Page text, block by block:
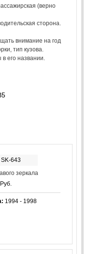
(верно
сторона.
внимание на год
тип кузова.
его названии.
643
зеркала
Руб.
1994 - 1998